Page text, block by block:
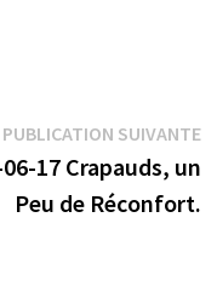
:
PUBLICATION SUIVANTE
17 Crapauds, un
Peu de Réconfort.